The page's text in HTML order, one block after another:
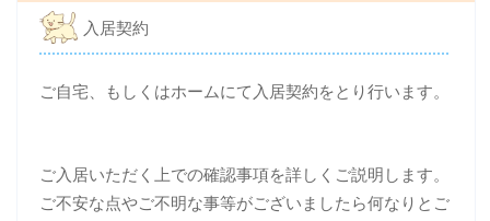
入居契約
ご自宅、もしくはホームにて入居契約をとり行います。
ご入居いただく上での確認事項を詳しくご説明します。
ご不安な点やご不明な事等がございましたら何なりとご